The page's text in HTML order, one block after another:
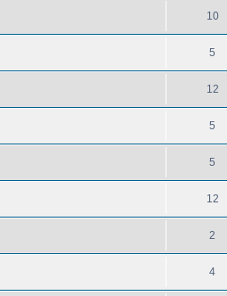
10
5
12
5
5
12
2
4